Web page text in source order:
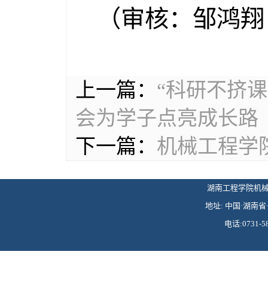
（审核：邹鸿
上一篇： “科研不挤
会为学子点亮成长路
下一篇： 机械工程学
湖南工程学院机
地址: 中国·湖南
电话:0731-